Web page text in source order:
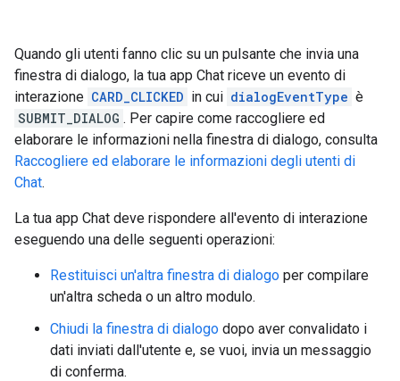
Quando gli utenti fanno clic su un pulsante che invia una
finestra di dialogo, la tua app Chat riceve un evento di
interazione CARD_CLICKED in cui dialogEventType è
SUBMIT_DIALOG . Per capire come raccogliere ed
elaborare le informazioni nella finestra di dialogo, consulta
Raccogliere ed elaborare le informazioni degli utenti di
Chat.
La tua app Chat deve rispondere all'evento di interazione
eseguendo una delle seguenti operazioni:
Restituisci un'altra finestra di dialogo per compilare
un'altra scheda o un altro modulo.
Chiudi la finestra di dialogo dopo aver convalidato i
dati inviati dall'utente e, se vuoi, invia un messaggio
di conferma.